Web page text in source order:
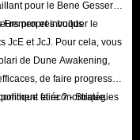
pour le Bene Gesserit
et invoquer le
propres builds
JcE et JcJ. Pour cela, vous
de Dune Awakening,
de faire progresser
et économique.